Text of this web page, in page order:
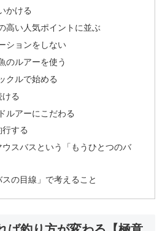
かける
高い人気ポイントに並ぶ
ションをしない
のルアーを使う
クルで始める
る
ルアーにこだわる
する
スバスという「もうひとつのバ
の目線」で考えること